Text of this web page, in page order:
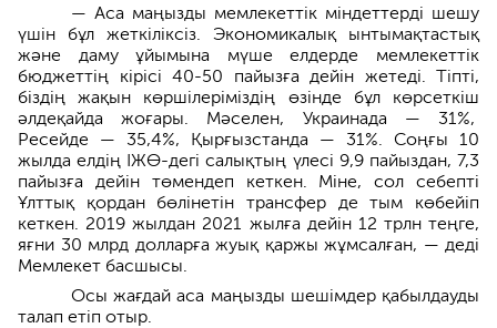
— Аса маңызды мемлекеттік міндеттерді шешу
үшін бұл жеткіліксіз. Экономикалық ынтымақтастық
және даму ұйымына мүше елдерде мемлекеттік
бюджеттің кірісі 40-50 пайызға дейін жетеді. Тіпті,
біздің жақын көршілеріміздің өзінде бұл көрсеткіш
әлдеқайда жоғары. Мәселен, Украинада — 31%,
Ресейде — 35,4%, Қырғызстанда — 31%. Соңғы 10
жылда елдің ІЖӨ-дегі салықтың үлесі 9,9 пайыздан, 7,3
пайызға дейін төмендеп кеткен. Міне, сол себепті
Ұлттық қордан бөлінетін трансфер де тым көбейіп
кеткен. 2019 жылдан 2021 жылға дейін 12 трлн теңге,
яғни 30 млрд долларға жуық қаржы жұмсалған, — деді
Мемлекет басшысы.
Осы жағдай аса маңызды шешімдер қабылдауды
талап етіп отыр.